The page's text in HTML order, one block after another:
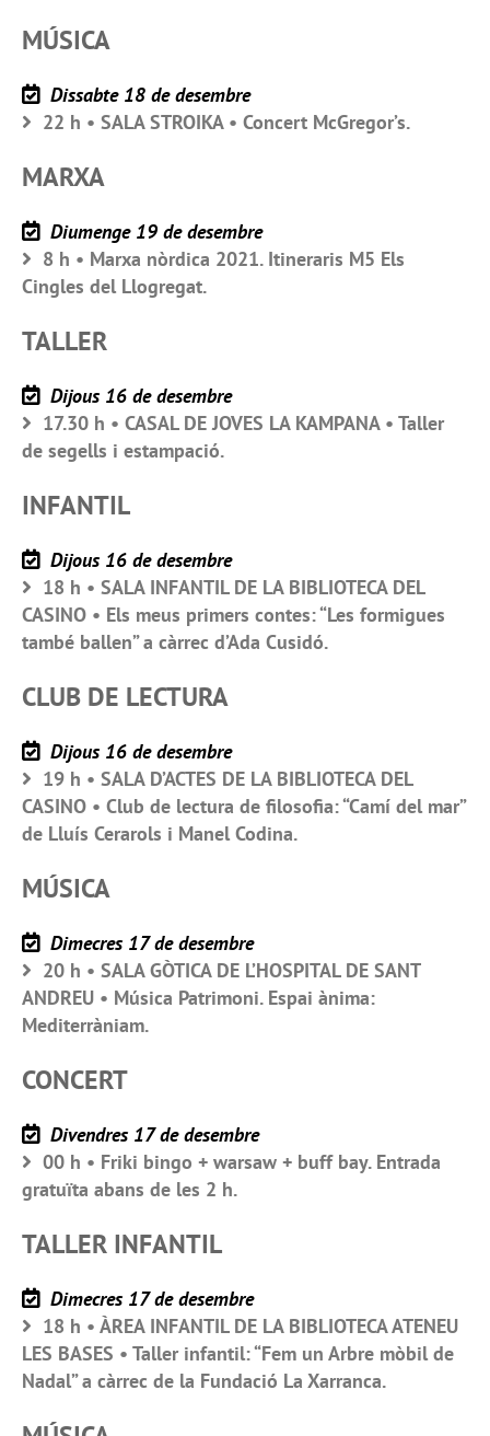
MÚSICA
Dissabte 18 de desembre
22 h • SALA STROIKA • Concert McGregor’s.
MARXA
Diumenge 19 de desembre
8 h • Marxa nòrdica 2021. Itineraris M5 Els
Cingles del Llogregat.
TALLER
Dijous 16 de desembre
17.30 h • CASAL DE JOVES LA KAMPANA • Taller
de segells i estampació.
INFANTIL
Dijous 16 de desembre
18 h • SALA INFANTIL DE LA BIBLIOTECA DEL
CASINO • Els meus primers contes: “Les formigues
també ballen” a càrrec d’Ada Cusidó.
CLUB DE LECTURA
Dijous 16 de desembre
19 h • SALA D’ACTES DE LA BIBLIOTECA DEL
CASINO • Club de lectura de filosofia: “Camí del mar”
de Lluís Cerarols i Manel Codina.
MÚSICA
Dimecres 17 de desembre
20 h • SALA GÒTICA DE L’HOSPITAL DE SANT
ANDREU • Música Patrimoni. Espai ànima:
Mediterràniam.
CONCERT
Divendres 17 de desembre
00 h • Friki bingo + warsaw + buff bay. Entrada
gratuïta abans de les 2 h.
TALLER INFANTIL
Dimecres 17 de desembre
18 h • ÀREA INFANTIL DE LA BIBLIOTECA ATENEU
LES BASES • Taller infantil: “Fem un Arbre mòbil de
Nadal” a càrrec de la Fundació La Xarranca.